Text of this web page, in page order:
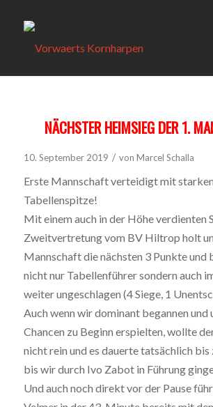
NÄCHSTER HEIMSIEG DER 1.
10. September 2019 / von Marcel Schalla
Erste Mannschaft verteidigt mit
Tabellenspitze!
Mit einem auch in der Höhe verdienten
Zweitvertretung vom BV Hiltrop holt
Mannschaft die nächsten 3 Punkte
nicht nur Tabellenführer sondern auch
weiter ungeschlagen (4 Siege, 1
Auch wenn wir dominant begannen und
Chancen zu Beginn erspielten, wollte
nicht rein und es dauerte tatsächlich
bis wir durch Ivo Zabot in Führung
Und auch noch direkt vor der Pause